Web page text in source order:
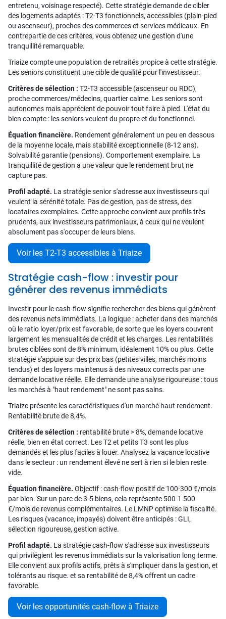
entretenu, voisinage respecté). Cette stratégie demande de cibler
des logements adaptés : T2-T3 fonctionnels, accessibles (plain-pied
ou ascenseur), proches des commerces et services médicaux. En
contrepartie de ces critères, vous obtenez une gestion d'une
tranquillité remarquable.
Triaize compte une population de retraités propice à cette stratégie.
Les seniors constituent une cible de qualité pour l'investisseur.
Critères de sélection : T2-T3 accessible (ascenseur ou RDC),
proche commerces/médecins, quartier calme. Les seniors sont
autonomes mais apprécient de pouvoir tout faire à pied. L'état du
bien compte : les seniors veulent du propre et du fonctionnel.
Équation financière. Rendement généralement un peu en dessous
de la moyenne locale, mais stabilité exceptionnelle (8-12 ans).
Solvabilité garantie (pensions). Comportement exemplaire. La
tranquillité de gestion a une valeur que le rendement brut ne
capture pas.
Profil adapté. La stratégie senior s'adresse aux investisseurs qui
veulent la sérénité totale. Pas de gestion, pas de stress, des
locataires exemplaires. Cette approche convient aux profils très
prudents, aux investisseurs patrimoniaux, à ceux qui ne veulent
absolument pas s'occuper de leurs biens.
Voir les T2-T3 accessibles à Triaize
Stratégie cash-flow : investir pour
générer des revenus immédiats
Investir pour le cash-flow signifie rechercher des biens qui génèrent
des revenus nets immédiats. La logique : acheter dans des marchés
où le ratio loyer/prix est favorable, de sorte que les loyers couvrent
largement les mensualités de crédit et les charges. Les rentabilités
brutes ciblées sont de 8% minimum, idéalement 10% ou plus. Cette
stratégie s'appuie sur des prix bas (petites villes, marchés moins
tendus) et des loyers maintenus à des niveaux corrects par une
demande locative réelle. Elle demande une analyse rigoureuse : tous
les marchés à "haut rendement" ne sont pas sains.
Triaize présente les caractéristiques d'un marché haut rendement.
Rentabilité brute de 8,4%.
Critères de sélection : rentabilité brute > 8%, demande locative
réelle, bien en état correct. Les T2 et petits T3 sont les plus
demandés et les plus faciles à louer. Analysez la vacance locative
dans le secteur : un rendement élevé ne sert à rien si le bien reste
vide.
Équation financière. Objectif : cash-flow positif de 100-300 €/mois
par bien. Sur un parc de 3-5 biens, cela représente 500-1 500
€/mois de revenus complémentaires. Le LMNP optimise la fiscalité.
Les risques (vacance, impayés) doivent être anticipés : GLI,
sélection rigoureuse, gestion active.
Profil adapté. La stratégie cash-flow s'adresse aux investisseurs
qui privilégient les revenus immédiats sur la valorisation long terme.
Elle convient aux profils actifs, prêts à s'impliquer dans la gestion, et
tolérants au risque. et sa rentabilité de 8,4% offrent un cadre
favorable.
Voir les opportunités cash-flow à Triaize